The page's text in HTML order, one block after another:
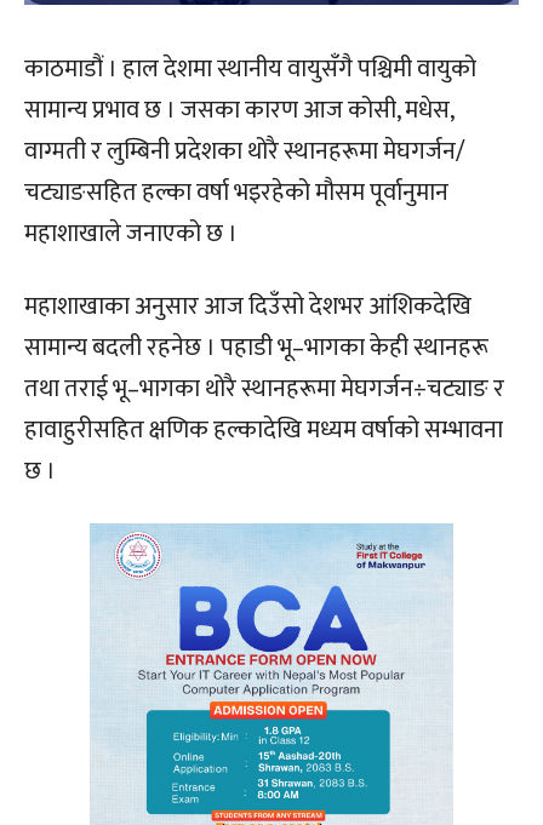
काठमाडौं । हाल देशमा स्थानीय वायुसँगै पश्चिमी वायुको
सामान्य प्रभाव छ । जसका कारण आज कोसी, मधेस,
वाग्मती र लुम्बिनी प्रदेशका थोरै स्थानहरूमा मेघगर्जन/
चट्याङसहित हल्का वर्षा भइरहेको मौसम पूर्वानुमान
महाशाखाले जनाएको छ ।
महाशाखाका अनुसार आज दिउँसो देशभर आंशिकदेखि
सामान्य बदली रहनेछ । पहाडी भू–भागका केही स्थानहरू
तथा तराई भू–भागका थोरै स्थानहरूमा मेघगर्जन÷चट्याङ र
हावाहुरीसहित क्षणिक हल्कादेखि मध्यम वर्षाको सम्भावना
छ ।